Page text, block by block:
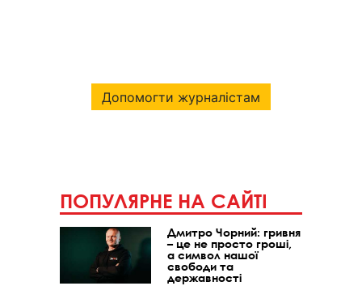
Допомогти журналістам
ПОПУЛЯРНЕ НА САЙТІ
Дмитро Чорний: гривня
– це не просто гроші,
а символ нашої
свободи та
державності